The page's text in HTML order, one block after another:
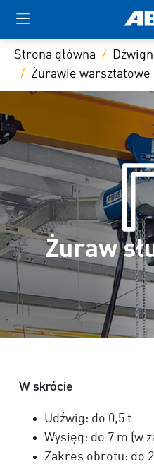
Strona główna
Żurawie warsztatowe
Żuraw
W skrócie
Udźwig: do 0,5 t
Wysięg: do 7 m (w
Zakres obrotu: do